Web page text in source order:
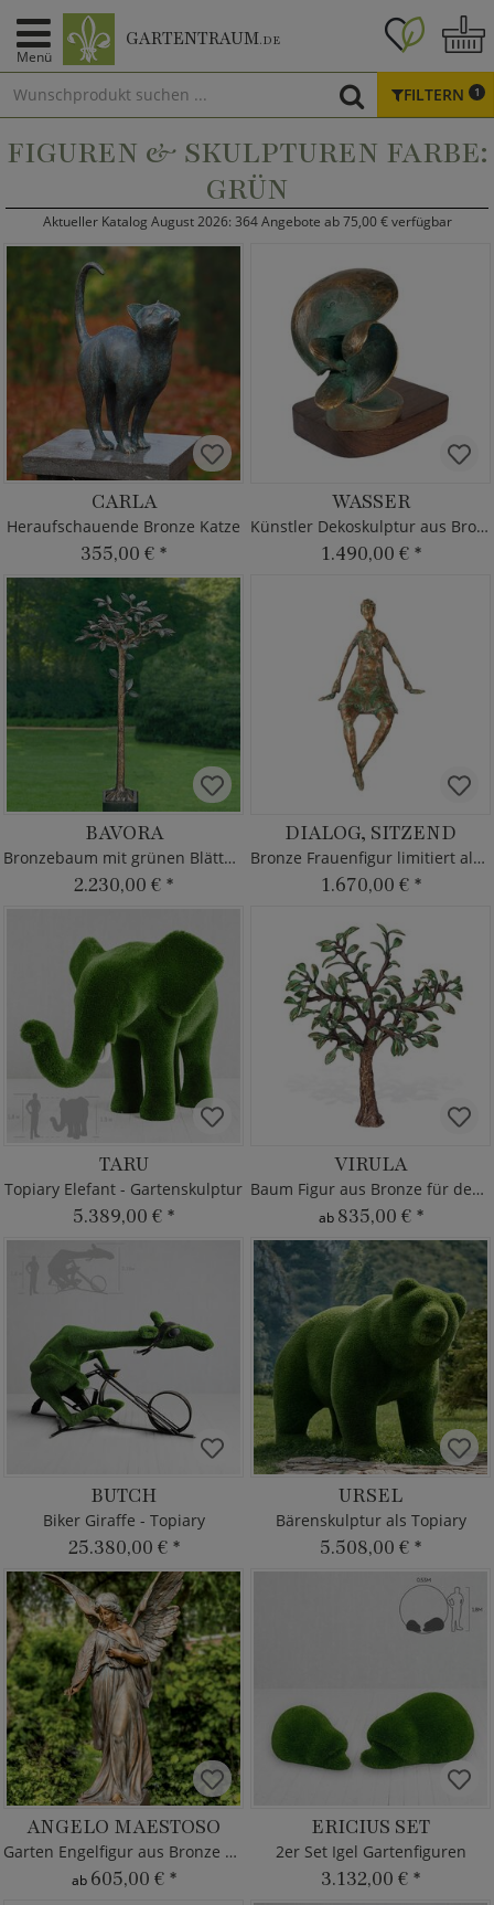
Menü
GARTENTRAUM.DE
FILTERN 1
FIGUREN & SKULPTUREN FARBE:
GRÜN
Aktueller Katalog August 2026: 364 Angebote ab 75,00 € verfügbar
CARLA
Heraufschauende Bronze Katze
355,00 € *
WASSER
Künstler Dekoskulptur aus Bronze - limitiert
1.490,00 € *
BAVORA
Bronzebaum mit grünen Blättern
2.230,00 € *
DIALOG, SITZEND
Bronze Frauenfigur limitiert als Kantendeko
1.670,00 € *
TARU
Topiary Elefant - Gartenskulptur
5.389,00 € *
VIRULA
Baum Figur aus Bronze für den Garten
ab 835,00 € *
BUTCH
Biker Giraffe - Topiary
25.380,00 € *
URSEL
Bärenskulptur als Topiary
5.508,00 € *
ANGELO MAESTOSO
Garten Engelfigur aus Bronze mit Feder
ab 605,00 € *
ERICIUS SET
2er Set Igel Gartenfiguren
3.132,00 € *